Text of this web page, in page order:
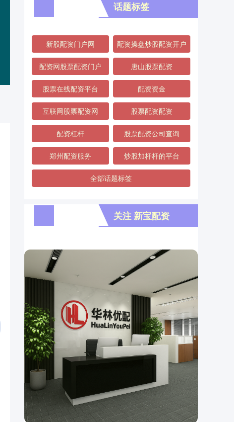
话题标签
新股配资门户网 配资操盘炒股配资开户
配资网股票配资门户 唐山股票配资
股票在线配资平台 配资资金
互联网股票配资网 股票配资配资
配资杠杆 股票配资公司查询
郑州配资服务 炒股加杆杆的平台
全部话题标签
关注 新宝配资